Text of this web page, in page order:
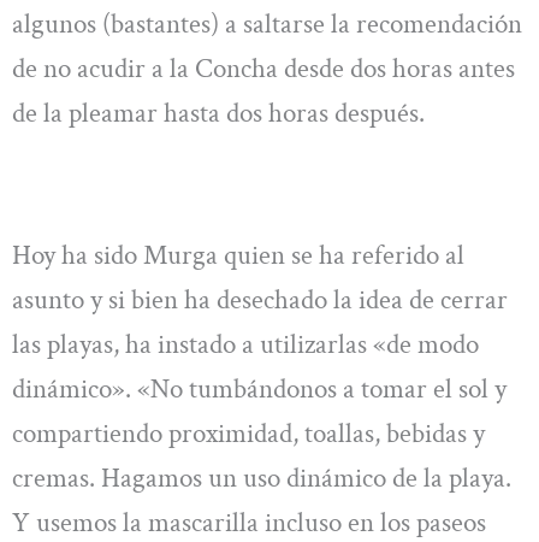
algunos (bastantes) a saltarse la recomendación
de no acudir a la Concha desde dos horas antes
de la pleamar hasta dos horas después.
Hoy ha sido Murga quien se ha referido al
asunto y si bien ha desechado la idea de cerrar
las playas, ha instado a utilizarlas «de modo
dinámico». «No tumbándonos a tomar el sol y
compartiendo proximidad, toallas, bebidas y
cremas. Hagamos un uso dinámico de la playa.
Y usemos la mascarilla incluso en los paseos